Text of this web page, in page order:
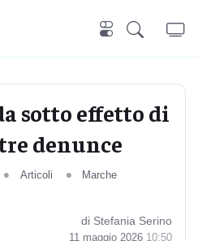
sotto effetto di
denunce
Articoli
Marche
di Stefania Serino
11 maggio 2026 10:50